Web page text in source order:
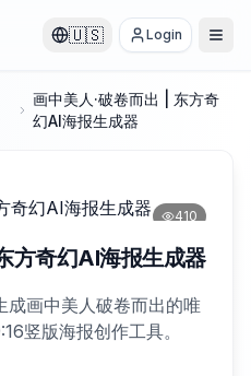
🇺🇸 Login
画中美人·破卷而出 | 东方奇
幻AI海报生成器
410
方奇幻AI海报生成器
成画中美人破卷而出的唯
竖版海报创作工具。